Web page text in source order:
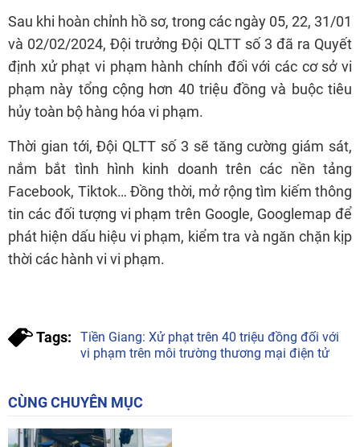
Sau khi hoàn chỉnh hồ sơ, trong các ngày 05, 22, 31/01
và 02/02/2024, Đội trưởng Đội QLTT số 3 đã ra Quyết
định xử phạt vi phạm hành chính đối với các cơ sở vi
phạm này tổng cộng hơn 40 triệu đồng và buộc tiêu
hủy toàn bộ hàng hóa vi phạm.
Thời gian tới, Đội QLTT số 3 sẽ tăng cường giám sát,
nắm bắt tình hình kinh doanh trên các nền tảng
Facebook, Tiktok… Đồng thời, mở rộng tìm kiếm thông
tin các đối tượng vi phạm trên Google, Googlemap để
phát hiện dấu hiệu vi phạm, kiểm tra và ngăn chặn kịp
thời các hành vi vi phạm.
Tags:
Tiền Giang: Xử phạt trên 40 triệu đồng đối với
vi phạm trên môi trường thương mại điện tử
CÙNG CHUYÊN MỤC